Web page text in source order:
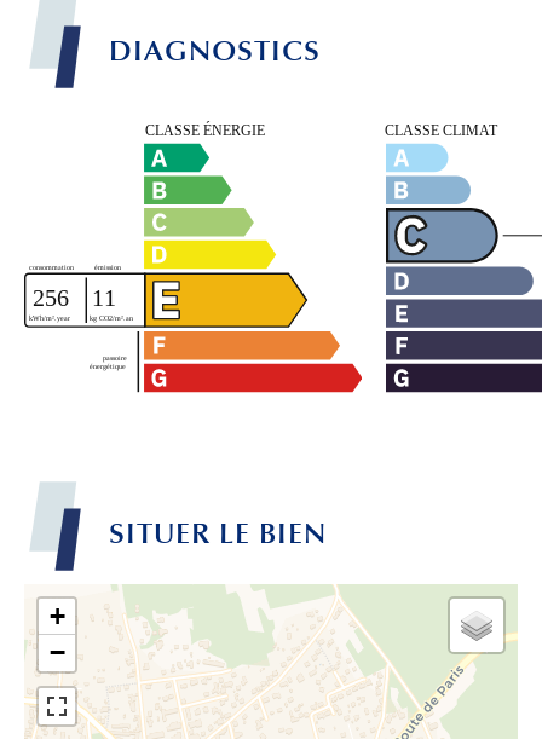
DIAGNOSTICS
SITUER LE BIEN
+
−